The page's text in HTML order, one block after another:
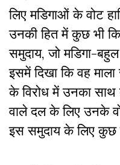
लिए मडिगाओं के वोट
उनकी हित में कुछ भी
समुदाय, जो मडिगा-
इसमें दिखा कि वह माला
के विरोध में उनका
वाले दल के लिए उनके
इस समुदाय के लिए कुछ